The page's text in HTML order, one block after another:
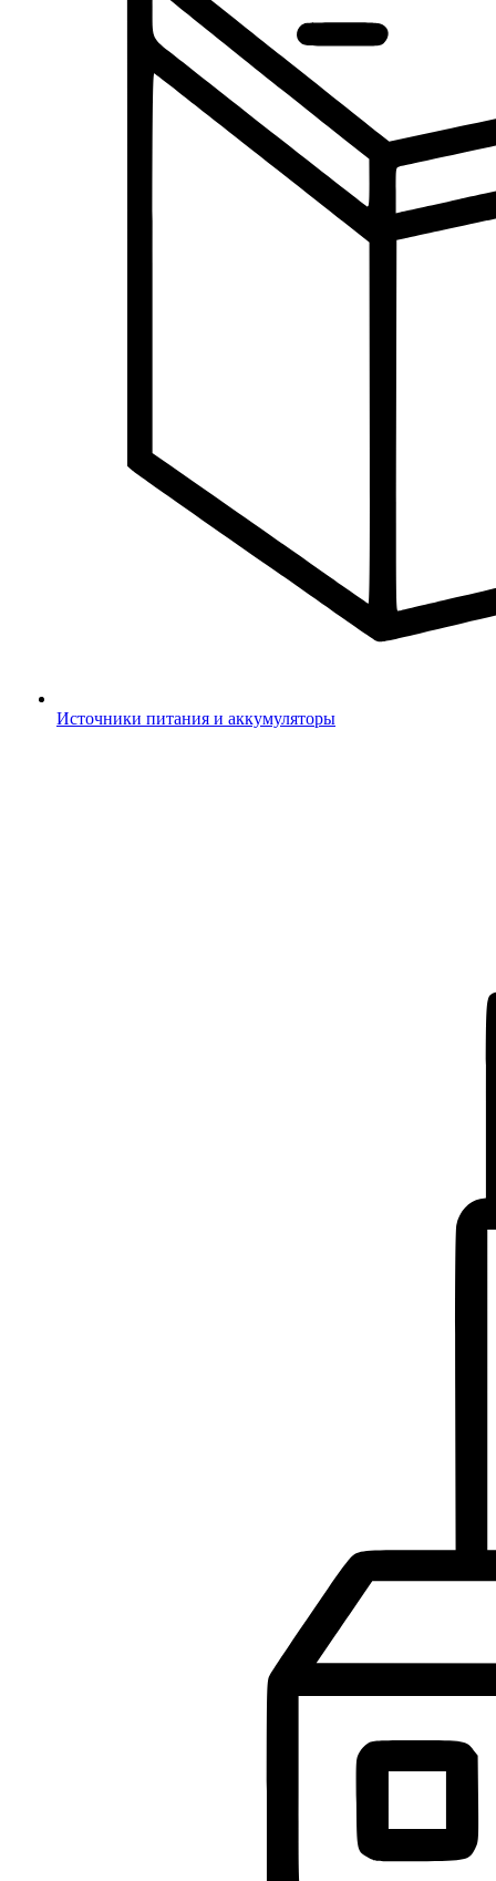
Источники питания и аккумуляторы